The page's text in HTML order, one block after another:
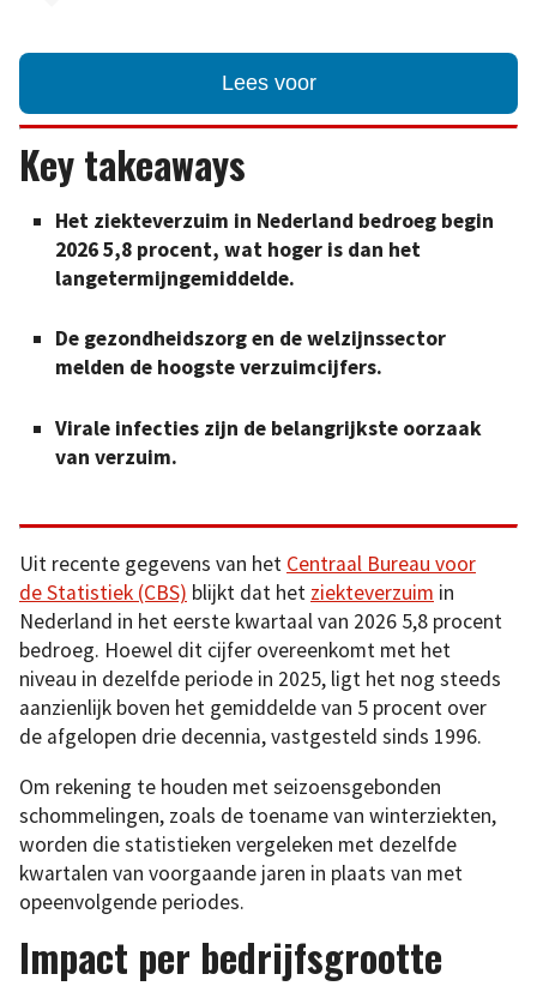
Lees voor
Key takeaways
Het ziekteverzuim in Nederland bedroeg begin
2026 5,8 procent, wat hoger is dan het
langetermijngemiddelde.
De gezondheidszorg en de welzijnssector
melden de hoogste verzuimcijfers.
Virale infecties zijn de belangrijkste oorzaak
van verzuim.
Uit recente gegevens van het Centraal Bureau voor
de Statistiek (CBS) blijkt dat het ziekteverzuim in
Nederland in het eerste kwartaal van 2026 5,8 procent
bedroeg. Hoewel dit cijfer overeenkomt met het
niveau in dezelfde periode in 2025, ligt het nog steeds
aanzienlijk boven het gemiddelde van 5 procent over
de afgelopen drie decennia, vastgesteld sinds 1996.
Om rekening te houden met seizoensgebonden
schommelingen, zoals de toename van winterziekten,
worden die statistieken vergeleken met dezelfde
kwartalen van voorgaande jaren in plaats van met
opeenvolgende periodes.
Impact per bedrijfsgrootte